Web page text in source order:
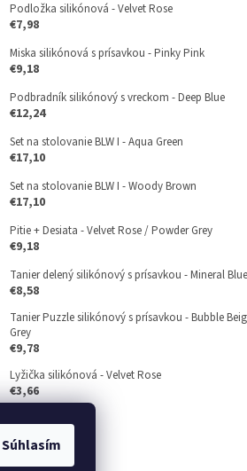
Súhlasím
Podložka silikónová - Velvet Rose
€7,98
Miska silikónová s prísavkou - Pinky Pink
€9,18
Podbradník silikónový s vreckom - Deep Blue
€12,24
Set na stolovanie BLW I - Aqua Green
€17,10
Set na stolovanie BLW I - Woody Brown
€17,10
Pitie + Desiata - Velvet Rose / Powder Grey
€9,18
Tanier delený silikónový s prísavkou - Mineral Blue
€8,58
Tanier Puzzle silikónový s prísavkou - Bubble
Grey
€9,78
Lyžička silikónová - Velvet Rose
€3,66